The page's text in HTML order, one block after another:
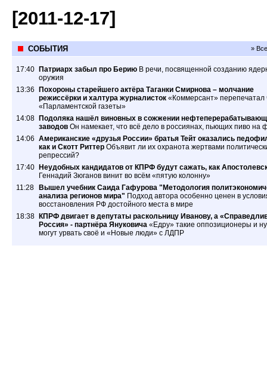
[2011-12-17]
СОБЫТИЯ »
17:40 Патриарх забыл про Берию В речи, посвященной созданию
оружия
13:36 Похороны старейшего актёра Таганки Смирнова – молчание
режиссёрки и халтура журналисток «Коммерсант» перепечатал
«Парламентской газеты»
14:08 Подоляка нашёл виновных в сожжении
заводов Он намекает, что всё дело в россиянах, пьющих пиво на
14:06 Американские «друзья России» братья Тейт оказались
как и Скотт Риттер Объявит ли их охранота жертвами
репрессий?
17:40 Неудобных кандидатов от КПРФ будут сажать, как
Геннадий Зюганов винит во всём «пятую колонну»
11:28 Вышел учебник Саида Гафурова "Методология
анализа регионов мира" Подход автора особенно ценен в
восстановления РФ достойного места в мире
18:38 КПРФ двигает в депутаты раскольницу Иванову, а
Россия» - партнёра Януковича «Едру» такие оппозиционеры и
могут урвать своё и «Новые люди» с ЛДПР